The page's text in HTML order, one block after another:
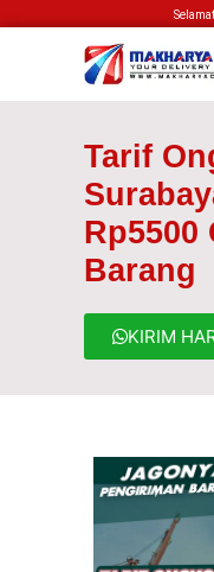
Tarif
Rp5500
Barang
KIRIM